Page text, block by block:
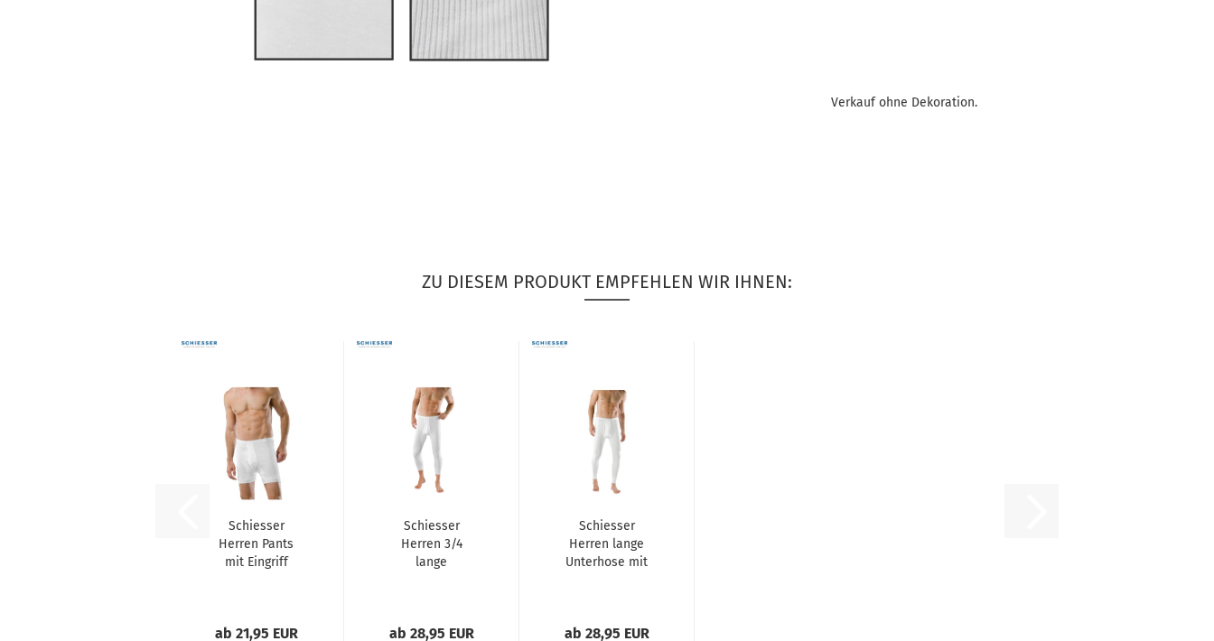
Verkauf ohne Dekoration.
ZU DIESEM PRODUKT EMPFEHLEN WIR IHNEN:
Schiesser
Herren Pants
mit Eingriff
ab 21,95 EUR
Schiesser
Herren 3/4
lange
ab 28,95 EUR
Schiesser
Herren lange
Unterhose mit
ab 28,95 EUR